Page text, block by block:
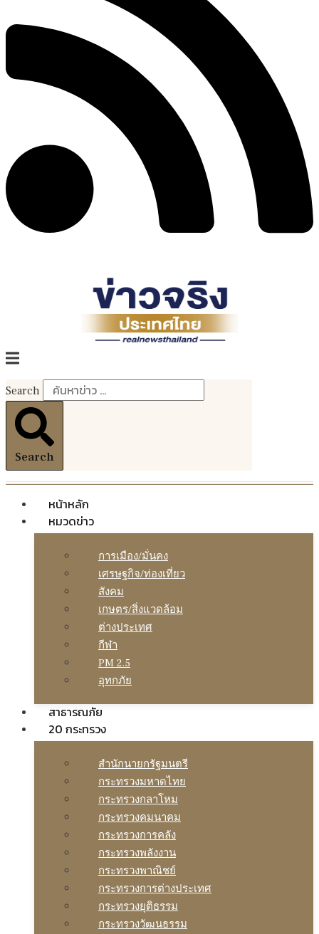
Search
Search
หน้าหลัก
หมวดข่าว
การเมือง/มั่นคง
เศรษฐกิจ/ท่องเที่ยว
สังคม
เกษตร/สิ่งแวดล้อม
ต่างประเทศ
กีฬา
PM 2.5
อุทกภัย
สาธารณภัย
20 กระทรวง
สํานักนายกรัฐมนตรี
กระทรวงมหาดไทย
กระทรวงกลาโหม
กระทรวงคมนาคม
กระทรวงการคลัง
กระทรวงพลังงาน
กระทรวงพาณิชย์
กระทรวงการต่างประเทศ
กระทรวงยุติธรรม
กระทรวงวัฒนธรรม